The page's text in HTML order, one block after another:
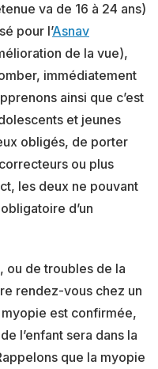
va de 16 à 24 ans)
pour l’Asnav
de la vue),
immédiatement
ainsi que c’est
et jeunes
obligés, de porter
ou plus
les deux ne pouvant
d’un
ou de troubles de la
rendez-vous chez un
est confirmée,
l’enfant sera dans la
que la myopie